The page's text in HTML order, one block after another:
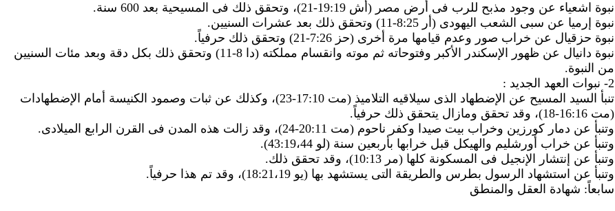
نبوة اشعياء عن وجود مذبح للرب فى أرض مصر (أش 19:19-21)، وتحقق ذلك فى المسيحية بعد 600 سنة.
نبوة إرميا عن سبى الشعب اليهودى (أر 8:25-11) وتحقق ذلك بعد عشرات السنيين.
نبوة حزقيال عن خراب صور وعدم قيامها مرة أخرى (حز 7:26-21) وتحقق ذلك حرفياً.
نبوة دانيال عن ظهور الإسكندر الأكبر وفتوحاته ثم موته وانقسام مملكته (دا 8-11) وتحقق ذلك بكل دقة وبعد مئات السنيين
من النبوة.
2- نبوات العهد الجديد :
تنبأ السيد المسيح عن الإضطهاد الذى سيلاقيه التلاميذ (مت 17:10-23)، وكذلك عن ثبات وصمود الكنيسة أمام الإضطهادات
(مت 16:16-18)، وقد تحقق ومازال يتحقق ذلك حرفياً.
وتنبأ عن دمار كورزين وخراب بيت صيدا وكفر ناحوم (مت 20:11-24)، وقد زالت هذه المدن فى القرن الرابع الميلادى.
وتنبأ عن خراب أورشليم والهيكل قبل خرابها بأربعين سنة (لو 43:19،44).
وتنبأ عن إنتشار الإنجيل فى المسكونة كلها (مر 10:13)، وقد تحقق ذلك.
وتنبأ عن استشهاد الرسول بطرس والطريقة التى يستشهد بها (يو 18:21،19)، وقد تم هذا حرفياً.
سابعاً: شهادة العقل والمنطق